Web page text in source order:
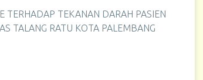
TERHADAP TEKANAN DARAH PASIEN
TALANG RATU KOTA PALEMBANG